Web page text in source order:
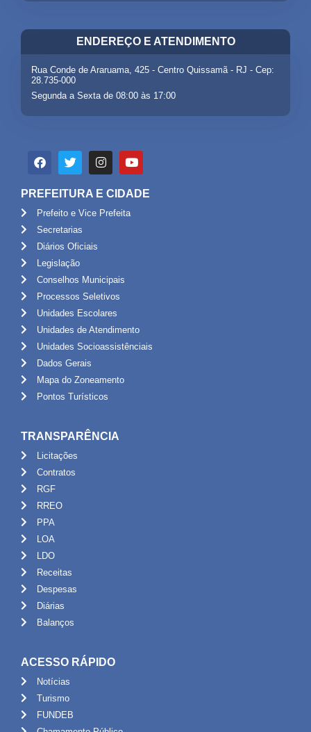
ENDEREÇO E ATENDIMENTO
Rua Conde de Araruama, 425 - Centro Quissamã - RJ - Cep:
28.735-000
Segunda a Sexta de 08:00 às 17:00
PREFEITURA E CIDADE
Prefeito e Vice Prefeita
Secretarias
Diários Oficiais
Legislação
Conselhos Municipais
Processos Seletivos
Unidades Escolares
Unidades de Atendimento
Unidades Socioassistênciais
Dados Gerais
Mapa do Zoneamento
Pontos Turísticos
TRANSPARÊNCIA
Licitações
Contratos
RGF
RREO
PPA
LOA
LDO
Receitas
Despesas
Diárias
Balanços
ACESSO RÁPIDO
Notícias
Turismo
FUNDEB